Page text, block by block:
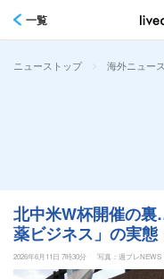
一覧
ニューストップ > 海外ニュース
北中米W杯開催の
薬ビジネス」の実態
2026年6月11日 7時30分 写真：週プレNEWS